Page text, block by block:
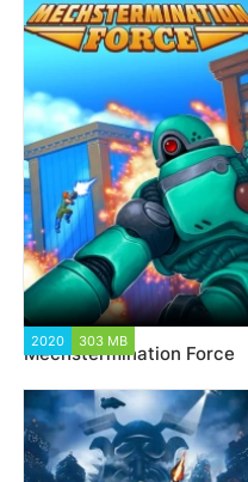
2020 303 MB
Mechstermination Force